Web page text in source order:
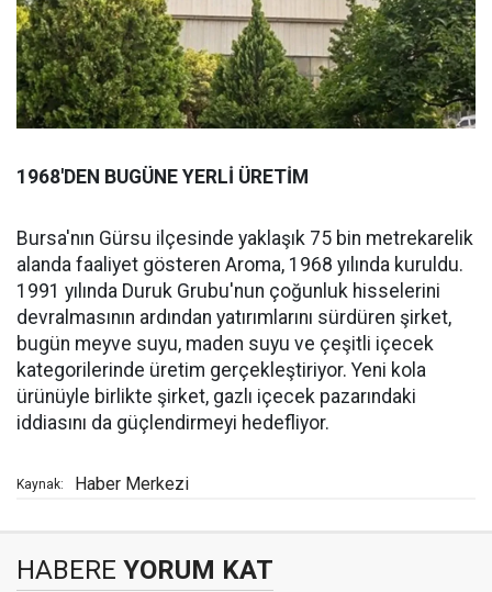
1968'DEN BUGÜNE YERLİ ÜRETİM
Bursa'nın Gürsu ilçesinde yaklaşık 75 bin metrekarelik
alanda faaliyet gösteren Aroma, 1968 yılında kuruldu.
1991 yılında Duruk Grubu'nun çoğunluk hisselerini
devralmasının ardından yatırımlarını sürdüren şirket,
bugün meyve suyu, maden suyu ve çeşitli içecek
kategorilerinde üretim gerçekleştiriyor. Yeni kola
ürünüyle birlikte şirket, gazlı içecek pazarındaki
iddiasını da güçlendirmeyi hedefliyor.
Kaynak: Haber Merkezi
HABERE YORUM KAT